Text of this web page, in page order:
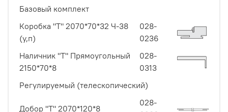
Базовый комплект
Коробка "Т" 2070*70*32 Ч-38
(у,п)
028-
0236
Наличник "Т" Прямоугольный
2150*70*8
028-
0313
Регулируемый (телескопический)
Добор "Т" 2070*120*8
028-